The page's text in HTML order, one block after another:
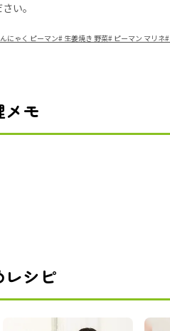
い。
にゃく ピーマン# 生姜焼き 野菜# ピーマン マリネ#
メモ
レシピ